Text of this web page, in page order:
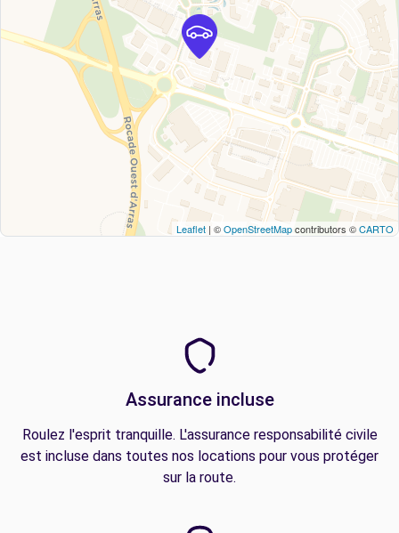
Leaflet | ©OpenStreetMapcontributors ©CARTO
Assurance incluse
Roulez l'esprit tranquille. L'assurance responsabilité civile
est incluse dans toutes nos locations pour vous protéger
sur la route.